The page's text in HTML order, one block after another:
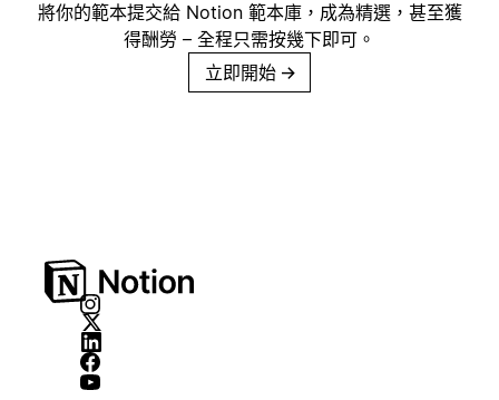
將你的範本提交給 Notion 範本庫，成為精選，甚至獲
得酬勞 – 全程只需按幾下即可。
立即開始 →